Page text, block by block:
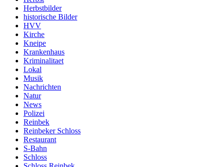
Herbstbilder
historische Bilder
HVV
Kirche
Kneipe
Krankenhaus
Kriminalitaet
Lokal
Musik
Nachrichten
Natur
News
Polizei
Reinbek
Reinbeker Schloss
Restaurant
S-Bahn
Schloss